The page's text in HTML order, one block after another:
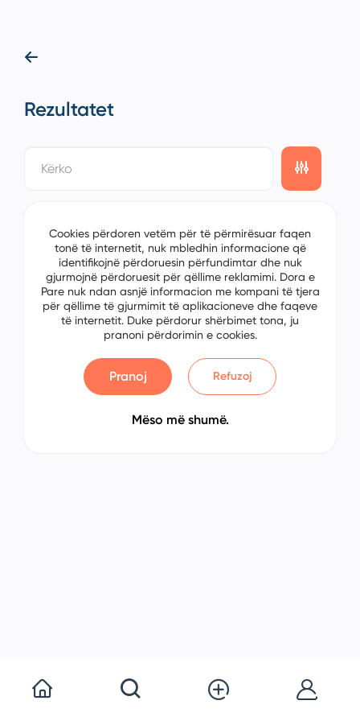
Rezultatet
Cookies përdoren vetëm për të përmirësuar faqen
tonë të internetit, nuk mbledhin informacione që
identifikojnë përdoruesin përfundimtar dhe nuk
gjurmojnë përdoruesit për qëllime reklamimi. Dora e
Pare nuk ndan asnjë informacion me kompani të tjera
për qëllime të gjurmimit të aplikacioneve dhe faqeve
të internetit. Duke përdorur shërbimet tona, ju
pranoni përdorimin e cookies.
Pranoj Refuzoj
Mëso më shumë.